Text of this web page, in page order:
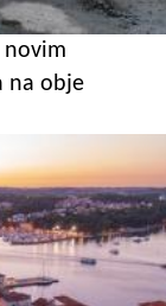
novim
na obje